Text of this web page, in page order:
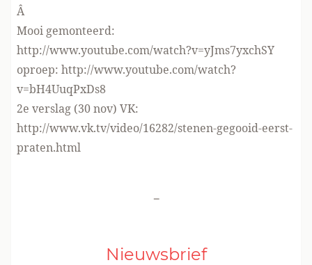
Â
Mooi gemonteerd:
http://www.youtube.com/watch?v=yJms7yxchSY
oproep: http://www.youtube.com/watch?
v=bH4UuqPxDs8
2e verslag (30 nov) VK:
http://www.vk.tv/video/16282/stenen-gegooid-eerst-
praten.html
-
Nieuwsbrief